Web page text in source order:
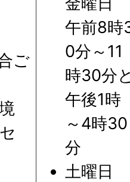
ご
午前8時
0分～11
時30分
午後1時
～4時30
分
土曜日